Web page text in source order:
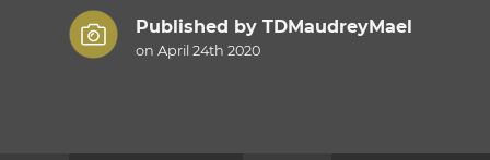
Published by TDMaudreyMael
on April 24th 2020